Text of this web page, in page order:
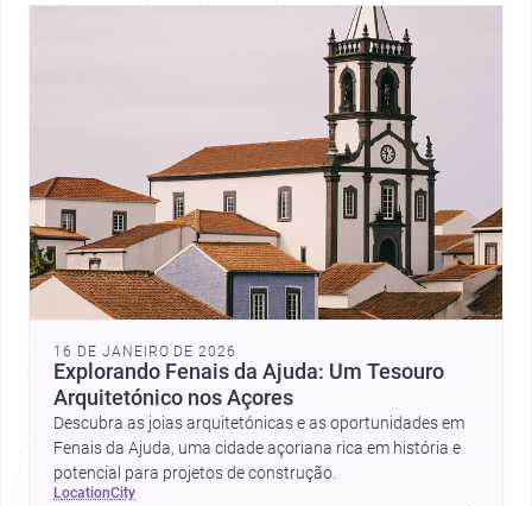
16 DE JANEIRO DE 2026
Explorando Fenais da Ajuda: Um Tesouro
Arquitetónico nos Açores
Descubra as joias arquitetónicas e as oportunidades em
Fenais da Ajuda, uma cidade açoriana rica em história e
potencial para projetos de construção.
location city